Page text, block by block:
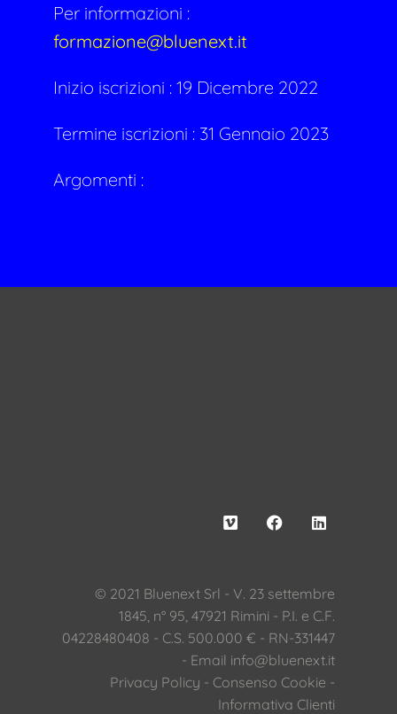
Per informazioni :
formazione@bluenext.it
Inizio iscrizioni : 19 Dicembre 2022
Termine iscrizioni : 31 Gennaio 2023
Argomenti :
© 2021 Bluenext Srl - V. 23 settembre
1845, n° 95, 47921 Rimini - P.I. e C.F.
04228480408 - C.S. 500.000 € - RN-331447
- Email info@bluenext.it
Privacy Policy - Consenso Cookie -
Informativa Clienti